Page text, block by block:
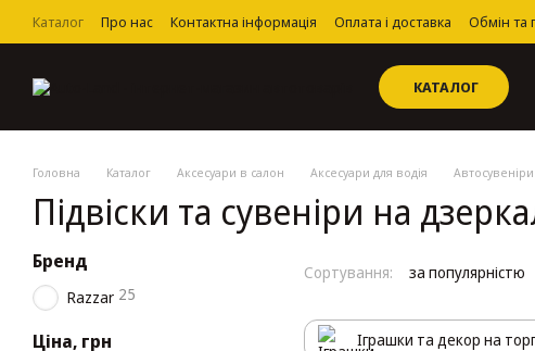
Перейти до основного контенту
Каталог Про нас Контактна інформація Оплата і доставка Обмін та
Угода користувача
КАТАЛОГ
Головна Каталог Аксесуари в салон Аксесуари для водія
Підвіски та сувеніри на
Сортування: за популярністю
Іграшки та декор на
Бренд
Razzar 25
Ціна, грн